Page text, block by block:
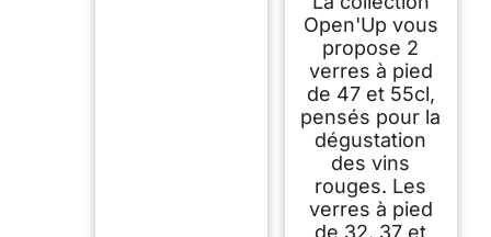
Open'Up vous
propose 2
verres à pied
de 47 et 55cl,
pensés pour la
dégustation
des vins
rouges. Les
verres à pied
de 32, 37 et